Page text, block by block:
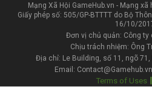
Mạng Xã Hội GameHub.vn - Mạng
Giấy phép số: 505/GP-BTTTT do Bộ
16/10/
Đơn vị chủ quản: Công ty
Chịu trách nhiệm: Ông
Địa chỉ: Le Building, số 11, ngõ 71,
Email:
Terms of Uses |